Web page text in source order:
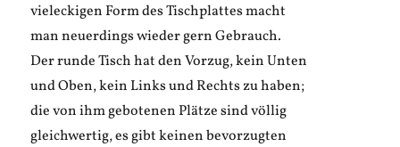
vieleckigen Form des Tischplattes macht
man neuerdings wieder gern Gebrauch.
Der runde Tisch hat den Vorzug, kein Unten
und Oben, kein Links und Rechts zu haben;
die von ihm gebotenen Plätze sind völlig
gleichwertig, es gibt keinen bevorzugten